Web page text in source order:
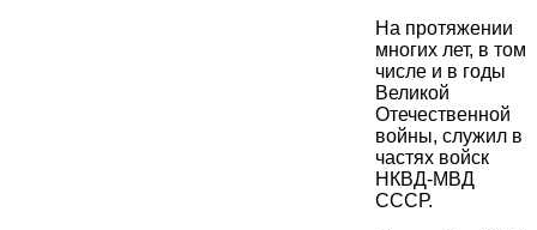
На протяжении
многих лет, в том
числе и в годы
Великой
Отечественной
войны, служил в
частях войск
НКВД-МВД
СССР.